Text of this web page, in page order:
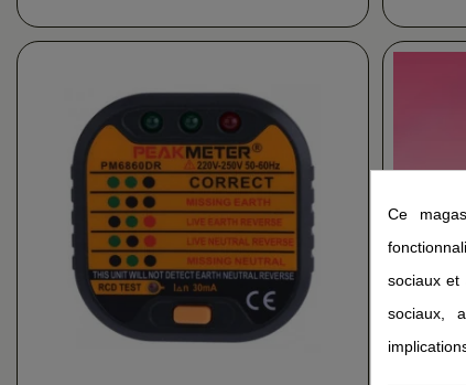
Ce
sociaux et
sociaux,